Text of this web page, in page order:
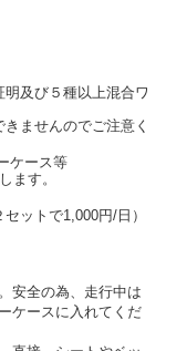
第９２条に規定
法施行規則第１
許証をいいま
受人及び運転者
ができる書類の
しをとることが
受期間中に借受
話番号等の告知
払いを求め、又
きないものとし
従わない場合
及び５種以上混合ワ
ませんのでご注意く
ケース等
ます。
ットで1,000円/日）
安全の為、走行中は
ケースに入れてくだ